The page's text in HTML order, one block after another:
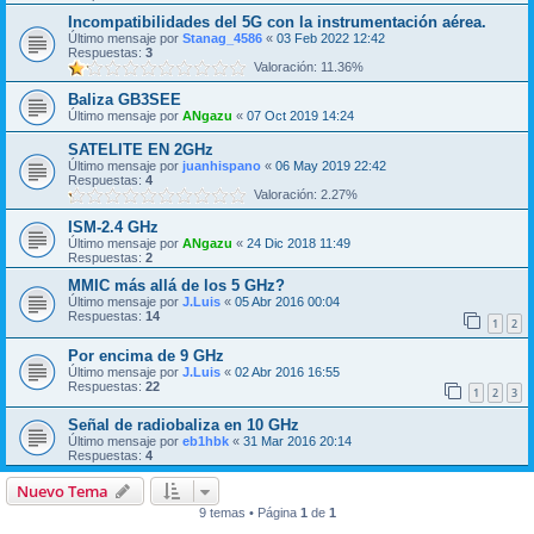
Incompatibilidades del 5G con la instrumentación aérea.
Último mensaje por Stanag_4586 « 03 Feb 2022 12:42
Respuestas: 3
Valoración: 11.36%
Baliza GB3SEE
Último mensaje por ANgazu « 07 Oct 2019 14:24
SATELITE EN 2GHz
Último mensaje por juanhispano « 06 May 2019 22:42
Respuestas: 4
Valoración: 2.27%
ISM-2.4 GHz
Último mensaje por ANgazu « 24 Dic 2018 11:49
Respuestas: 2
MMIC más allá de los 5 GHz?
Último mensaje por J.Luis « 05 Abr 2016 00:04
Respuestas: 14 1 2
Por encima de 9 GHz
Último mensaje por J.Luis « 02 Abr 2016 16:55
Respuestas: 22 1 2 3
Señal de radiobaliza en 10 GHz
Último mensaje por eb1hbk « 31 Mar 2016 20:14
Respuestas: 4
Nuevo Tema
9 temas • Página 1de 1